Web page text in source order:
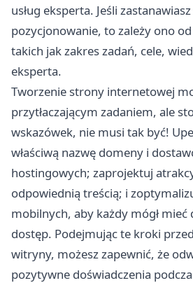
usług eksperta. Jeśli
pozycjonowanie, to zależy ono
takich jak zakres zadań, cele,
eksperta.
Tworzenie strony internetowej
przytłaczającym zadaniem, ale
wskazówek, nie musi tak być!
właściwą nazwę domeny i
hostingowych; zaprojektuj
odpowiednią treścią; i
mobilnych, aby każdy mógł mieć
dostęp. Podejmując te kroki
witryny, możesz zapewnić, że
pozytywne doświadczenia